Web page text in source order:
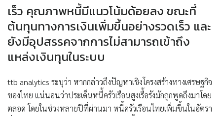
เร็ว คุณภาพหนี้มีแนวโน้มด้อยลง ขณะที่
ต้นทุนทางการเงินเพิ่มขึ้นอย่างรวดเร็ว และ
ยังมีอุปสรรคจากการไม่สามารถเข้าถึง
แหล่งเงินทุนในระบบ
ttb analytics ระบุว่า หากกล่าวถึงปัญหาเชิงโครงสร้างทางเศรษฐกิจ
ของไทย แน่นอนว่าประเด็นหนี้ครัวเรือนสูงเรื้อรังมักถูกพูดถึงมาโดย
ตลอด โดยในช่วงหลายปีที่ผ่านมา หนี้ครัวเรือนไทยเพิ่มขึ้นในอัตรา